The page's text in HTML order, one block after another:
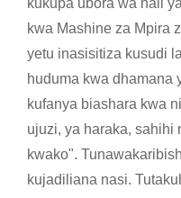
kukupa ubora wa hali
kwa Mashine za Mpira
yetu inasisitiza kusudi
huduma kwa dhamana
kufanya biashara kwa
ujuzi, ya haraka, sahihi
kwako".
kujadiliana nasi.